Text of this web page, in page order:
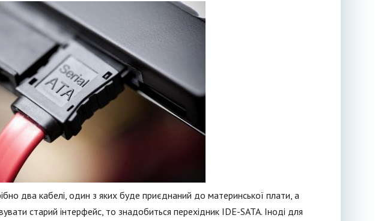
два кабелі, один з яких буде приєднаний до материнської плати, а
старий інтерфейс, то знадобиться перехідник IDE-SATA. Іноді для